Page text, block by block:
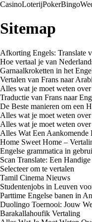
CasinoLoterijPokerBingo
Sitemap
Afkorting Engels: Translate
Hoe vertaal je van
Garnaalkroketten in het
Vertalen van Frans naar
Alles wat je moet weten
Traductie van Frans naar
De Beste manieren om een
Alles wat je moet weten
Alles wat je moet weten
Alles Wat Een
Home Sweet Home –
Engelse grammatica in
Scan Translate: Een
Selecteer om te vertalen
Tamil Cinema Nieuws
Studentenjobs in Leuven
Parttime Engelse banen in
Duolingo Toernooi: Jouw
Barakallahoufik Vertaling